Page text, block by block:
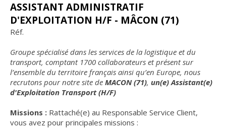
NOS OFFRES D'EMPLOI
ASSISTANT ADMINISTRATIF
D'EXPLOITATION H/F - MÂCON (71)
Réf.
Groupe spécialisé dans les services de la logistique et du
transport, comptant 1700 collaborateurs et présent sur
l’ensemble du territoire français ainsi qu’en Europe, nous
recrutons pour notre site de MACON (71), un(e) Assistant(e)
d'Exploitation Transport (H/F)
Missions : Rattaché(e) au Responsable Service Client,
vous avez pour principales missions :